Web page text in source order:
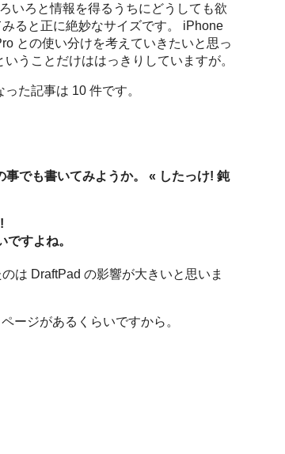
いろと情報を得るうちにどうしても欲
ると正に絶妙なサイズです。 iPhone
との使い分けを考えていきたいと思っ
うことだけははっきりしていますが。
た記事は 10 件です。
でも書いてみようか。 « したっけ! 鈍
すよね。
は DraftPad の影響が大きいと思いま
ージがあるくらいですから。